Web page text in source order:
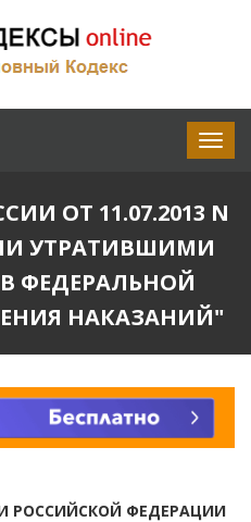
ОТ 11.07.2013 N
УТРАТИВШИМИ
ФЕДЕРАЛЬНОЙ
НАКАЗАНИЙ"
РОССИЙСКОЙ ФЕДЕРАЦИИ